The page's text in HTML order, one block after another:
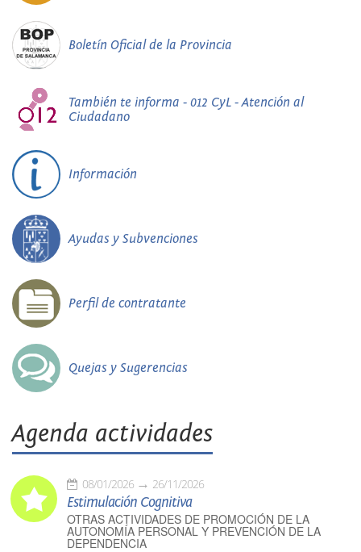
Boletín Oficial de la Provincia
También te informa - 012 CyL - Atención al
Ciudadano
Información
Ayudas y Subvenciones
Perfil de contratante
Quejas y Sugerencias
Agenda actividades
08/01/2026 26/11/2026
Estimulación Cognitiva
OTRAS ACTIVIDADES DE PROMOCIÓN DE LA
AUTONOMÍA PERSONAL Y PREVENCIÓN DE LA
DEPENDENCIA